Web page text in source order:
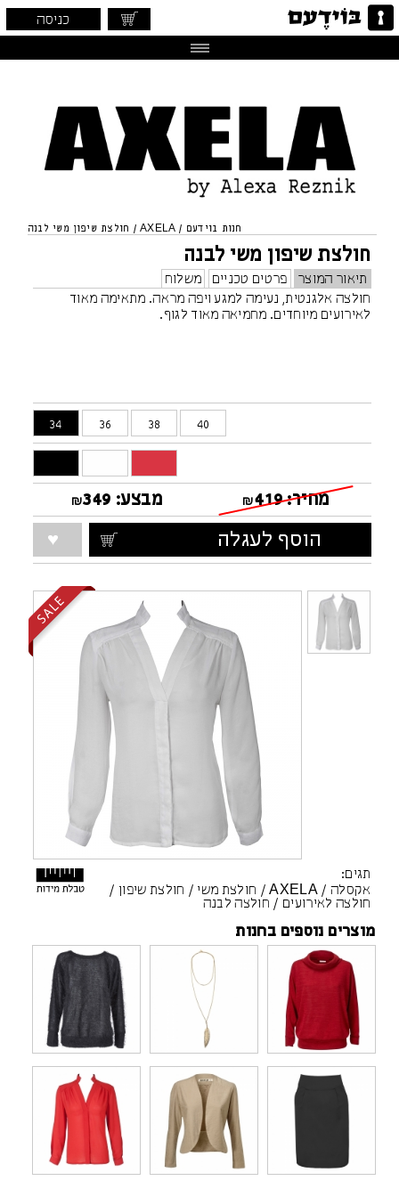
כניסה
חנות בוידעם /
AXELA
/ חולצת שיפון משי לבנה
חולצת שיפון משי לבנה
תיאור המוצר פרטים טכניים
משלוח
חולצה אלגנטית, נעימה למגע ויפה מראה. מתאימה מאוד
לאירועים מיוחדים. מחמיאה מאוד לגוף.
34 36 38 40
מחיר: ₪419 מבצע: ₪349
הוסף לעגלה
תגים:
אקסלה /
AXELA
/ חולצת משי / חולצת שיפון /
חולצה לאירועים / חולצה לבנה
מוצרים נוספים בחנות